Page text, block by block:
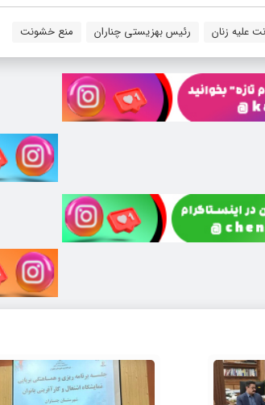
علیه زنان رئیس بهزیستی چناران منع خشونت